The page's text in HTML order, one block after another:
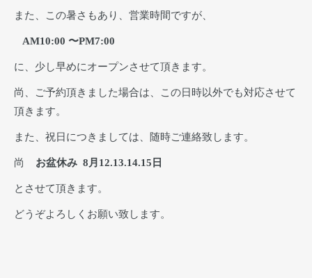
また、この暑さもあり、営業時間ですが、
AM10:00 〜PM7:00
に、少し早めにオープンさせて頂きます。
尚、ご予約頂きました場合は、この日時以外でも対応させて
頂きます。
また、祝日につきましては、随時ご連絡致します。
尚 お盆休み 8月12.13.14.15日
とさせて頂きます。
どうぞよろしくお願い致します。